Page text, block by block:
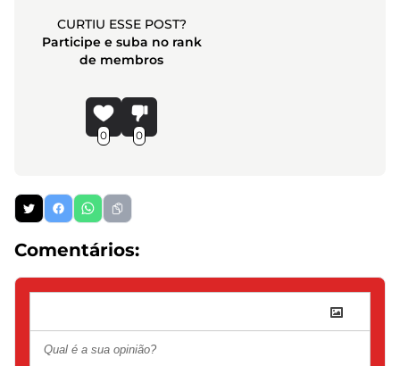
CURTIU ESSE POST?
Participe e suba no rank
de membros
0 0
Comentários: